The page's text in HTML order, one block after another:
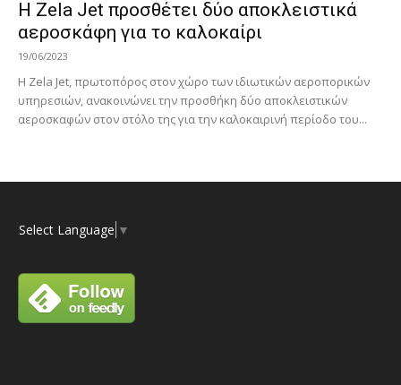
Η Zela Jet προσθέτει δύο αποκλειστικά
αεροσκάφη για το καλοκαίρι
19/06/2023
Η Zela Jet, πρωτοπόρος στον χώρο των ιδιωτικών αεροπορικών
υπηρεσιών, ανακοινώνει την προσθήκη δύο αποκλειστικών
αεροσκαφών στον στόλο της για την καλοκαιρινή περίοδο του...
Select Language ▼